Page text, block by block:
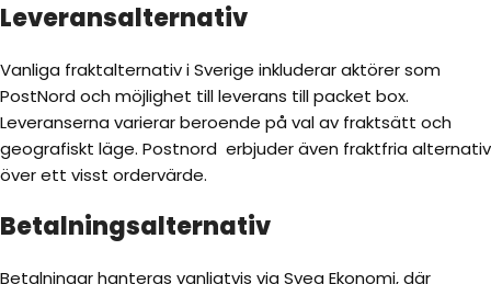
Leveransalternativ
Vanliga fraktalternativ i Sverige inkluderar aktörer som
PostNord och möjlighet till leverans till packet box.
Leveranserna varierar beroende på val av fraktsätt och
geografiskt läge. Postnord erbjuder även fraktfria alternativ
över ett visst ordervärde.
Betalningsalternativ
Betalningar hanteras vanligtvis via Svea Ekonomi, där